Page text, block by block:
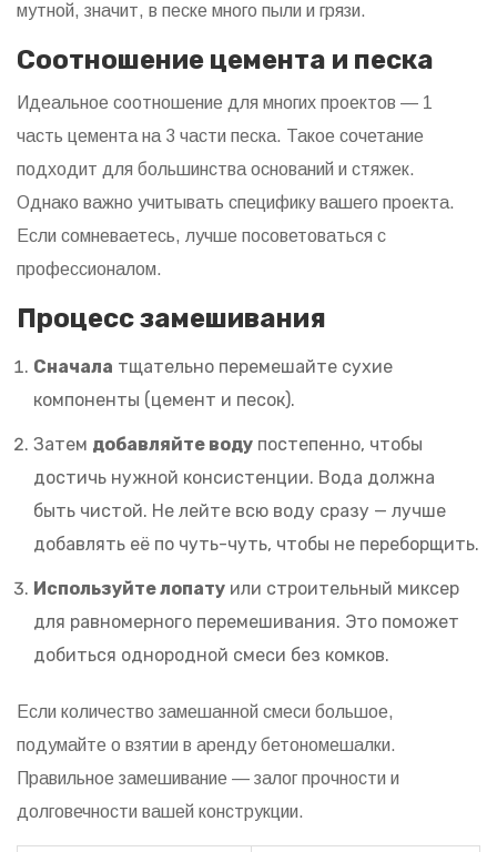
мутной, значит, в песке много пыли и грязи.
Соотношение цемента и песка
Идеальное соотношение для многих проектов — 1
часть цемента на 3 части песка. Такое сочетание
подходит для большинства оснований и стяжек.
Однако важно учитывать специфику вашего проекта.
Если сомневаетесь, лучше посоветоваться с
профессионалом.
Процесс замешивания
Сначала тщательно перемешайте сухие
компоненты (цемент и песок).
Затем добавляйте воду постепенно, чтобы
достичь нужной консистенции. Вода должна
быть чистой. Не лейте всю воду сразу — лучше
добавлять её по чуть-чуть, чтобы не переборщить.
Используйте лопату или строительный миксер
для равномерного перемешивания. Это поможет
добиться однородной смеси без комков.
Если количество замешанной смеси большое,
подумайте о взятии в аренду бетономешалки.
Правильное замешивание — залог прочности и
долговечности вашей конструкции.